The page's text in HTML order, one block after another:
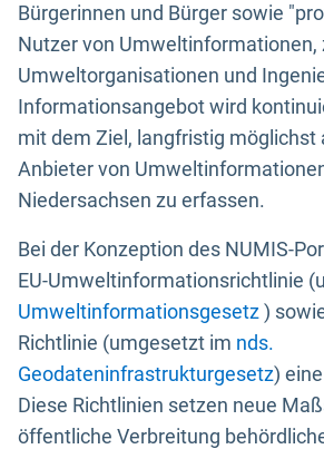
Bürgerinnen und Bürger sowie
Nutzer von Umweltinformationen,
Umweltorganisationen und
Informationsangebot wird
mit dem Ziel, langfristig möglichst
Anbieter von
Niedersachsen zu erfassen.
Bei der Konzeption des NUMIS-
EU-Umweltinformationsrichtlinie
Umweltinformationsgesetz)
Richtlinie (umgesetzt im nds.
Geodateninfrastrukturgesetz)
Diese Richtlinien setzen neue
öffentliche Verbreitung